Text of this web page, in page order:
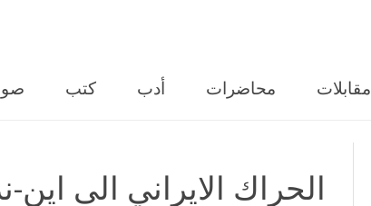
كتب أدب محاضرات مقابلات
الحراك الايراني الى